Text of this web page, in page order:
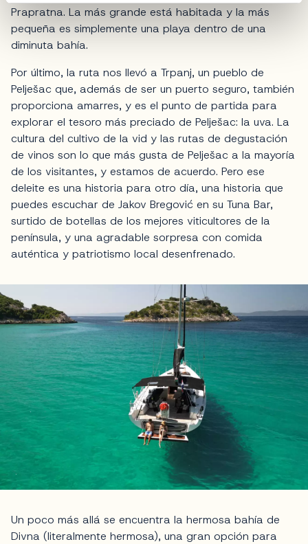
Prapratna. La más grande está habitada y la más
pequeña es simplemente una playa dentro de una
diminuta bahía.
Por último, la ruta nos llevó a Trpanj, un pueblo de
Pelješac que, además de ser un puerto seguro, también
proporciona amarres, y es el punto de partida para
explorar el tesoro más preciado de Pelješac: la uva. La
cultura del cultivo de la vid y las rutas de degustación
de vinos son lo que más gusta de Pelješac a la mayoría
de los visitantes, y estamos de acuerdo. Pero ese
deleite es una historia para otro día, una historia que
puedes escuchar de Jakov Bregović en su Tuna Bar,
surtido de botellas de los mejores viticultores de la
península, y una agradable sorpresa con comida
auténtica y patriotismo local desenfrenado.
Un poco más allá se encuentra la hermosa bahía de
Divna (literalmente hermosa), una gran opción para